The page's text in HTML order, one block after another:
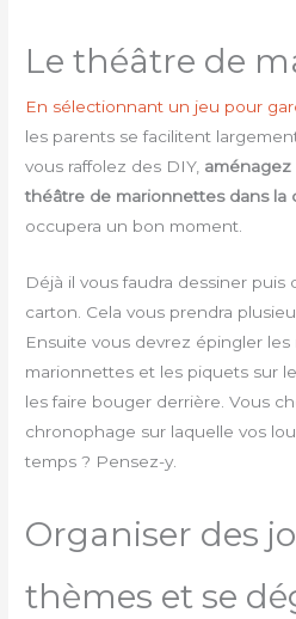
Le théâtre de
En sélectionnant un jeu pour
les parents se facilitent
vous raffolez des DIY, aménagez
théâtre de marionnettes dans la
occupera un bon moment.
Déjà il vous faudra dessiner
carton. Cela vous prendra
Ensuite vous devrez épingler les
marionnettes et les piquets sur
les faire bouger derrière. Vous
chronophage sur laquelle vos
temps ? Pensez-y.
Organiser des
thèmes et se